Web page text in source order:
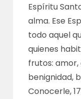
Espíritu
alma. Ese
todo aquel
quienes
frutos: amor,
benignidad,
Conocerle,